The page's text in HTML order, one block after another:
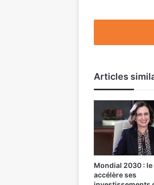
Articles
Mondial 2030 :
accélère ses